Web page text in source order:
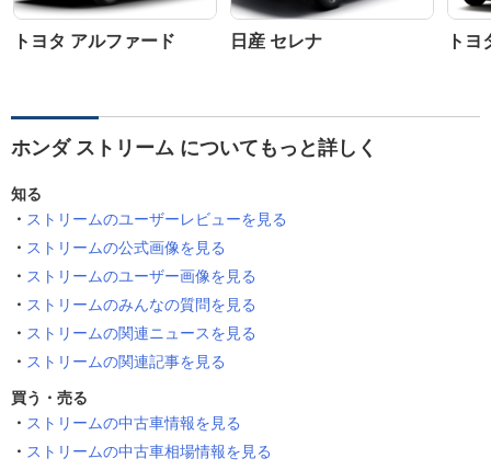
トヨタ アルファード 日産 セレナ ト
ホンダ ストリーム についてもっと詳しく
知る
ストリームのユーザーレビューを見る
ストリームの公式画像を見る
ストリームのユーザー画像を見る
ストリームのみんなの質問を見る
ストリームの関連ニュースを見る
ストリームの関連記事を見る
買う・売る
ストリームの中古車情報を見る
ストリームの中古車相場情報を見る